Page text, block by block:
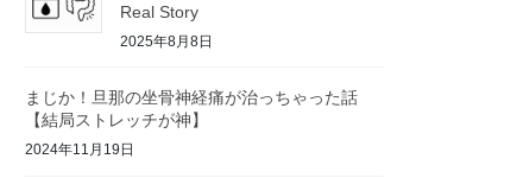
Real Story
2025年8月8日
まじか！旦那の坐骨神経痛が治っちゃった話
【結局ストレッチが神】
2024年11月19日